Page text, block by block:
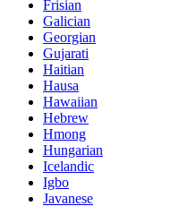
Frisian
Galician
Georgian
Gujarati
Haitian
Hausa
Hawaiian
Hebrew
Hmong
Hungarian
Icelandic
Igbo
Javanese